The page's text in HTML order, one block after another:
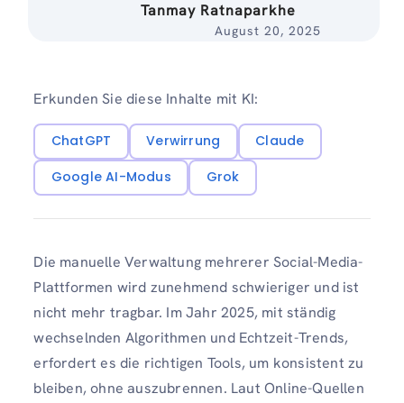
Tanmay Ratnaparkhe
August 20, 2025
Erkunden Sie diese Inhalte mit KI:
ChatGPT Verwirrung
Claude
Google AI-Modus
Grok
Die manuelle Verwaltung mehrerer Social-Media-
Plattformen wird zunehmend schwieriger und ist
nicht mehr tragbar. Im Jahr 2025, mit ständig
wechselnden Algorithmen und Echtzeit-Trends,
erfordert es die richtigen Tools, um konsistent zu
bleiben, ohne auszubrennen. Laut Online-Quellen